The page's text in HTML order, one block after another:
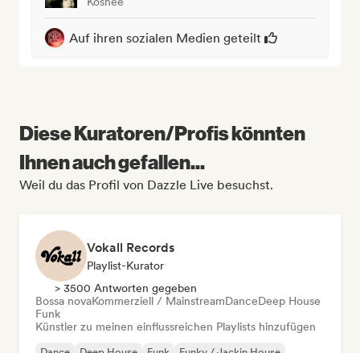
Auf ihren sozialen Medien geteilt
Diese Kuratoren/Profis könnten
Ihnen auch gefallen...
Weil du das Profil von Dazzle Live besuchst.
Vokall Records
Playlist-Kurator
> 3500 Antworten gegeben
Bossa novaKommerziell / MainstreamDanceDeep House
Funk
Künstler zu meinen einflussreichen Playlists hinzufügen